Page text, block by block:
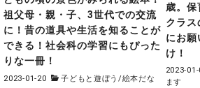
祖父母・親・子、3世代での交流
に！昔の道具や生活を知ることが
できる！社会科の学習にもぴった
りな一冊！
2023-01-20 子どもと遊ぼう/絵本だな
歳。保
クラス
にお願
け！
2023-
ます